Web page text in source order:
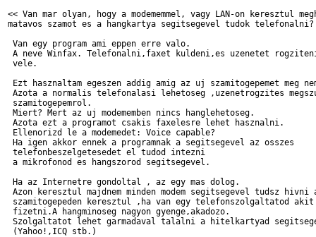
<< Van mar olyan, hogy a modememmel, vagy LAN-on keresztul
matavos szamot es a hangkartya segitsegevel tudok telefonalni?
Van egy program ami eppen erre valo.
A neve Winfax. Telefonalni,faxet kuldeni,es uzenetet
vele.
Ezt hasznaltam egeszen addig amig az uj szamitogepemet meg
Azota a normalis telefonalasi lehetoseg ,uzenetrogzites
szamitogepemrol.
Miert? Mert az uj modememben nincs hanglehetoseg.
Azota ezt a programot csakis faxelesre lehet hasznalni.
Ellenorizd le a modemedet: Voice capable?
Ha igen akkor ennek a programnak a segitsegevel az osszes
telefonbeszelgetesedet el tudod intezni
a mikrofonod es hangszorod segitsegevel.
Ha az Internetre gondoltal , az egy mas dolog.
Azon keresztul majdnem minden modem segitsegevel tudsz
szamitogepeden keresztul ,ha van egy telefonszolgaltatod akit
fizetni.A hangminoseg nagyon gyenge,akadozo.
Szolgaltatot lehet garmadaval talalni a hitelkartyad
(Yahoo!,ICQ stb.)